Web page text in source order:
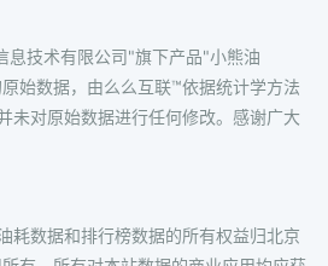
息技术有限公司"旗下产品"小熊油
始数据，由么么互联™依据统计学方法
未对原始数据进行任何修改。感谢广大
耗数据和排行榜数据的所有权益归北京